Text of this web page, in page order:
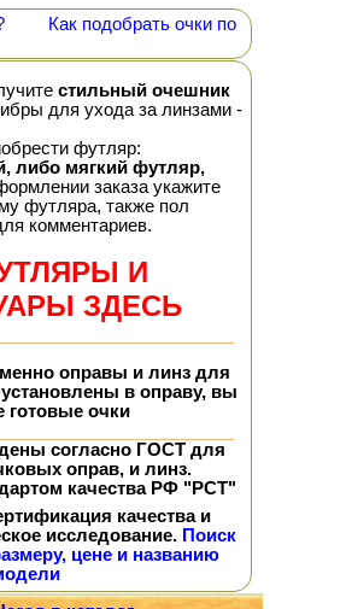
Как подобрать очки по
стильный очешник
для ухода за линзами -
футляр:
либо мягкий футляр,
заказа укажите
футляра, также пол
комментариев.
И
ЗДЕСЬ
оправы и линз для
в оправу, вы
готовые очки
согласно ГОСТ для
оправ, и линз.
качества РФ "РСТ"
качества и
исследование. Поиск
цене и названию